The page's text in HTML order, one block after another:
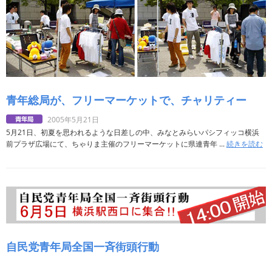
青年総局が、フリーマーケットで、チャリティー
2005年5月21日
5月21日、初夏を思われるような日差しの中、みなとみらいパシフィッコ横浜
前プラザ広場にて、ちゃりま主催のフリーマーケットに県連青年 ...続きを読む
自民党青年局全国一斉街頭行動